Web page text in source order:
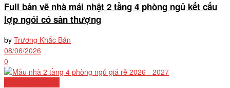
Full bản vẽ nhà mái nhật 2 tầng 4 phòng ngủ kết cấu
lợp ngói có sân thượng
by Trương Khắc Bản
08/06/2026
0